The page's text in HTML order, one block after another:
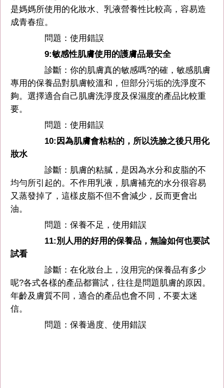
是媽媽所使用的化妝水、乳液營養性比較高，容易造
成青春痘。
問題：使用錯誤
9:敏感性肌膚使用的護膚品最安全
診斷：你的肌膚真的敏感嗎?的確，敏感肌膚
專用的保養品對肌膚較溫和，但部分污垢的洗淨度不
夠。選擇適合自己肌膚洗淨度及保濕度的產品比較重
要。
問題：使用錯誤
10:因為肌膚會粘粘的，所以洗臉之後只用化
妝水
診斷：肌膚的粘膩，是因為水分和皮脂的不
均勻所引起的。不作用乳液，肌膚補充的水分很容易
又蒸發掉了，這樣皮脂不但不會減少，反而更會出
油。
問題：保養不足，使用錯誤
11:別人用的好用的保養品，無論如何也要試
試看
診斷：在化妝台上，沒用完的保養品有多少
呢?各式各樣的產品都嘗試，往往是問題肌膚的原因。
年齡及膚質不同，適合的產品也會不同，不要太迷
信。
問題：保養過度、使用錯誤